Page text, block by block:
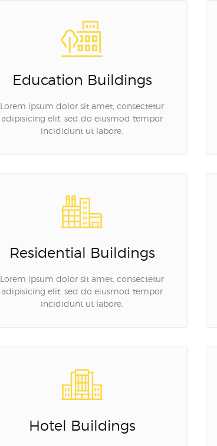
Education Buildings
Lorem ipsum dolor sit amet, consectetur
adipisicing elit, sed do eiusmod tempor
incididunt ut labore.
Residential Buildings
Lorem ipsum dolor sit amet, consectetur
adipisicing elit, sed do eiusmod tempor
incididunt ut labore.
Hotel Buildings